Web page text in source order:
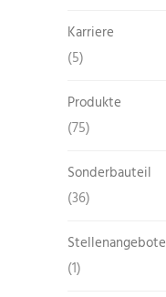
Karriere
(5)
Produkte
(75)
Sonderbauteil
(36)
Stellenangebote
(1)